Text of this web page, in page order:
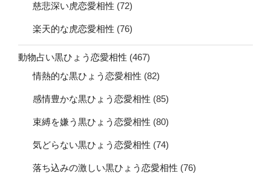
慈悲深い虎恋愛相性 (72)
楽天的な虎恋愛相性 (76)
動物占い黒ひょう恋愛相性 (467)
情熱的な黒ひょう恋愛相性 (82)
感情豊かな黒ひょう恋愛相性 (85)
束縛を嫌う黒ひょう恋愛相性 (80)
気どらない黒ひょう恋愛相性 (74)
落ち込みの激しい黒ひょう恋愛相性 (76)